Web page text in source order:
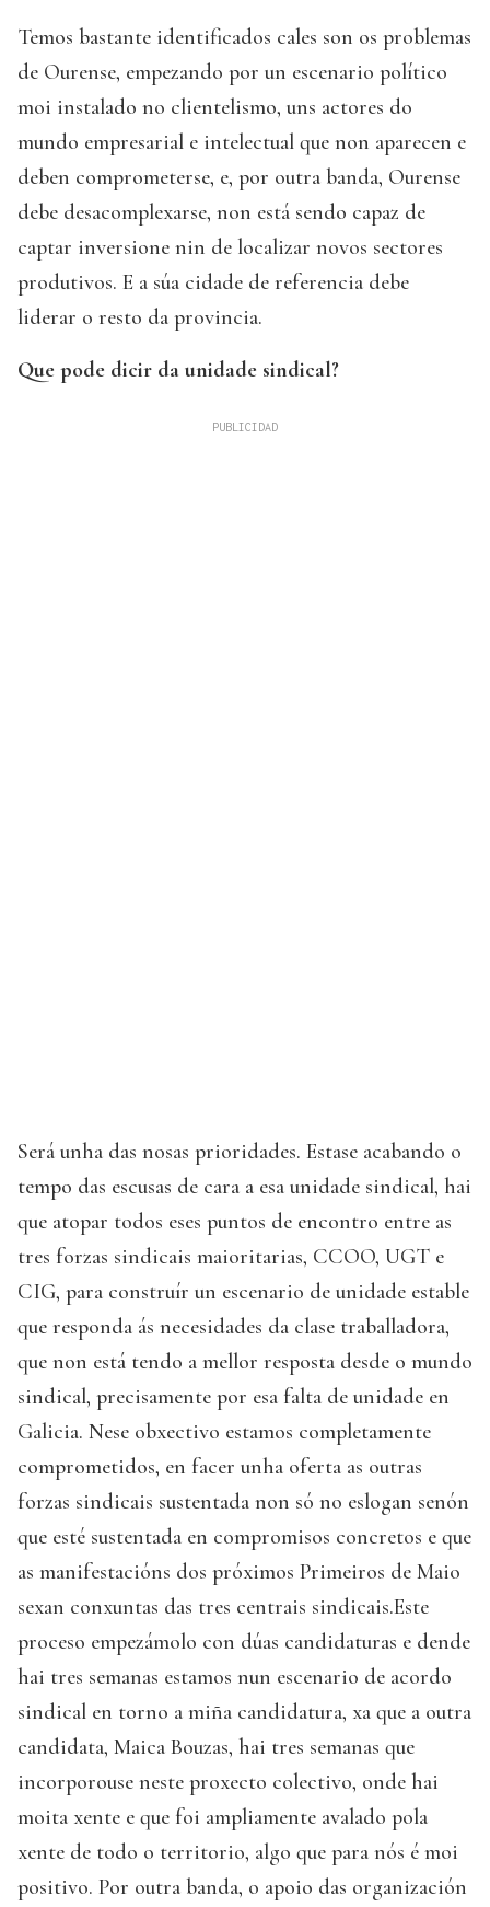
Temos bastante identificados cales son os problemas
de Ourense, empezando por un escenario político
moi instalado no clientelismo, uns actores do
mundo empresarial e intelectual que non aparecen e
deben comprometerse, e, por outra banda, Ourense
debe desacomplexarse, non está sendo capaz de
captar inversione nin de localizar novos sectores
produtivos. E a súa cidade de referencia debe
liderar o resto da provincia.
Que pode dicir da unidade sindical?
Será unha das nosas prioridades. Estase acabando o
tempo das escusas de cara a esa unidade sindical, hai
que atopar todos eses puntos de encontro entre as
tres forzas sindicais maioritarias, CCOO, UGT e
CIG, para construír un escenario de unidade estable
que responda ás necesidades da clase traballadora,
que non está tendo a mellor resposta desde o mundo
sindical, precisamente por esa falta de unidade en
Galicia. Nese obxectivo estamos completamente
comprometidos, en facer unha oferta as outras
forzas sindicais sustentada non só no eslogan senón
que esté sustentada en compromisos concretos e que
as manifestacións dos próximos Primeiros de Maio
sexan conxuntas das tres centrais sindicais.Este
proceso empezámolo con dúas candidaturas e dende
hai tres semanas estamos nun escenario de acordo
sindical en torno a miña candidatura, xa que a outra
candidata, Maica Bouzas, hai tres semanas que
incorporouse neste proxecto colectivo, onde hai
moita xente e que foi ampliamente avalado pola
xente de todo o territorio, algo que para nós é moi
positivo. Por outra banda, o apoio das organización